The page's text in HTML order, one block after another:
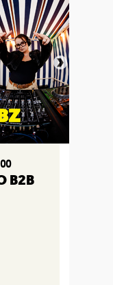
B2B